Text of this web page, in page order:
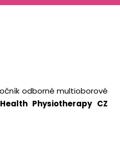
odborné multioborové
Physiotherapy CZ